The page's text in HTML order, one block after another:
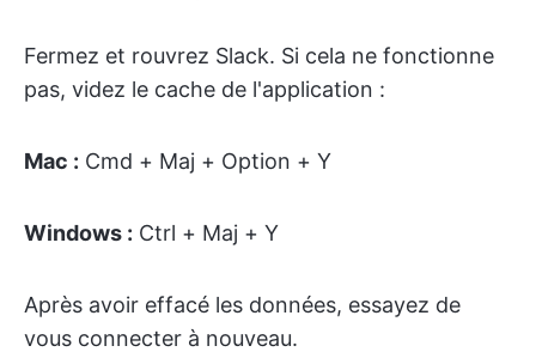
Fermez et rouvrez Slack. Si cela ne fonctionne
pas, videz le cache de l'application :
Mac : Cmd + Maj + Option + Y
Windows : Ctrl + Maj + Y
Après avoir effacé les données, essayez de
vous connecter à nouveau.